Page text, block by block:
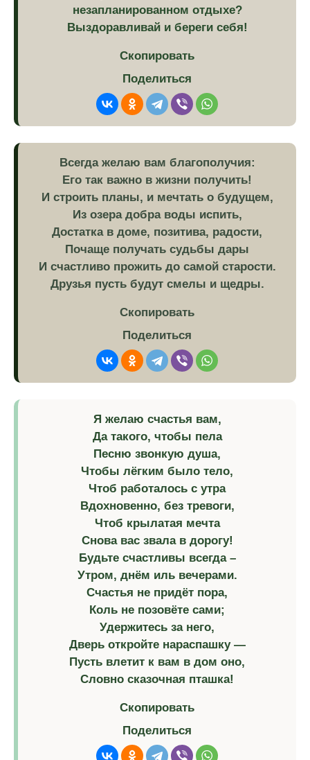
незапланированном отдыхе?
Выздоравливай и береги себя!
Скопировать
Поделиться
Всегда желаю вам благополучия:
Его так важно в жизни получить!
И строить планы, и мечтать о будущем,
Из озера добра воды испить,
Достатка в доме, позитива, радости,
Почаще получать судьбы дары
И счастливо прожить до самой старости.
Друзья пусть будут смелы и щедры.
Скопировать
Поделиться
Я желаю счастья вам,
Да такого, чтобы пела
Песню звонкую душа,
Чтобы лёгким было тело,
Чтоб работалось с утра
Вдохновенно, без тревоги,
Чтоб крылатая мечта
Снова вас звала в дорогу!
Будьте счастливы всегда –
Утром, днём иль вечерами.
Счастья не придёт пора,
Коль не позовёте сами;
Удержитесь за него,
Дверь откройте нараспашку —
Пусть влетит к вам в дом оно,
Словно сказочная пташка!
Скопировать
Поделиться